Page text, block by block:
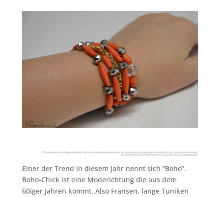
Einer der Trend in diesem Jahr nennt sich “Boho”.
Boho-Chick ist eine Moderichtung die aus dem
60iger Jahren kommt. Also Fransen, lange Tuniken